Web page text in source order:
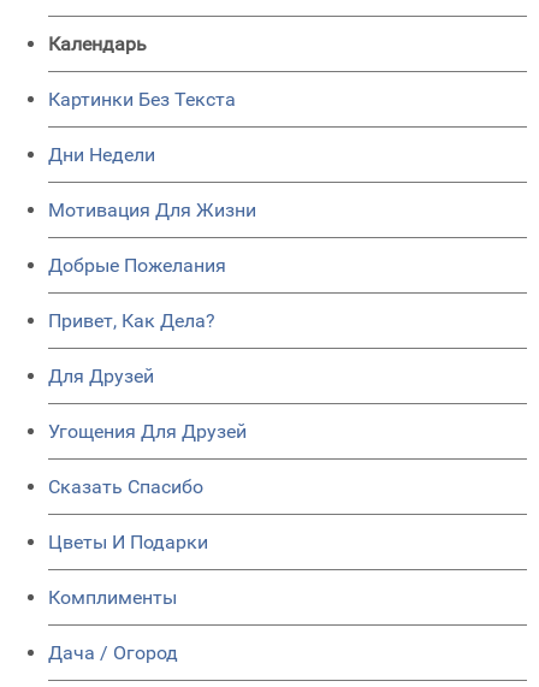
Календарь
Картинки Без Текста
Дни Недели
Мотивация Для Жизни
Добрые Пожелания
Привет, Как Дела?
Для Друзей
Угощения Для Друзей
Сказать Спасибо
Цветы И Подарки
Комплименты
Дача / Огород